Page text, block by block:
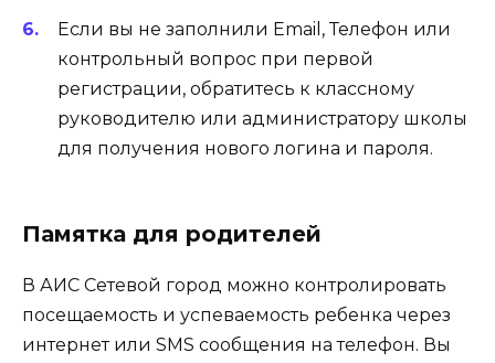
Если вы не заполнили Email, Телефон или
контрольный вопрос при первой
регистрации, обратитесь к классному
руководителю или администратору школы
для получения нового логина и пароля.
Памятка для родителей
В АИС Сетевой город можно контролировать
посещаемость и успеваемость ребенка через
интернет или SMS сообщения на телефон. Вы